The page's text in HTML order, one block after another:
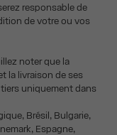
responsable de
de votre ou vos
noter que la
la livraison de ses
uniquement dans
Brésil, Bulgarie,
Espagne,